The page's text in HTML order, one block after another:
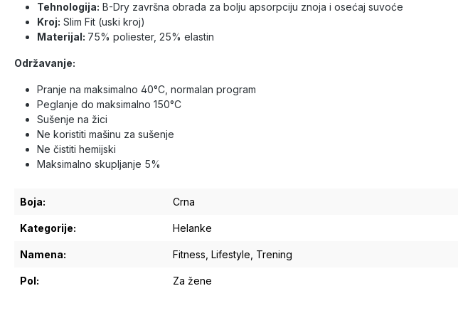
Tehnologija: B-Dry završna obrada za bolju apsorpciju znoja i osećaj suvoće
Kroj: Slim Fit (uski kroj)
Materijal: 75% poliester, 25% elastin
Održavanje:
Pranje na maksimalno 40°C, normalan program
Peglanje do maksimalno 150°C
Sušenje na žici
Ne koristiti mašinu za sušenje
Ne čistiti hemijski
Maksimalno skupljanje 5%
Boja: Crna
Kategorije: Helanke
Namena: Fitness , Lifestyle , Trening
Pol: Za žene